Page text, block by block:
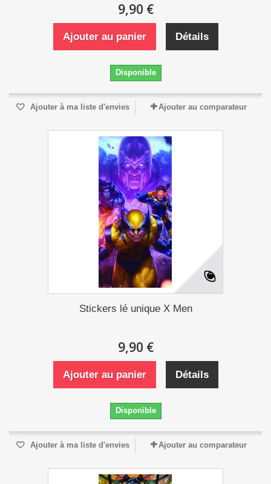
9,90 €
Ajouter au panier Détails
Disponible
Ajouter à ma liste d'envies Ajouter au comparateur
Stickers lé unique X Men
9,90 €
Ajouter au panier Détails
Disponible
Ajouter à ma liste d'envies Ajouter au comparateur